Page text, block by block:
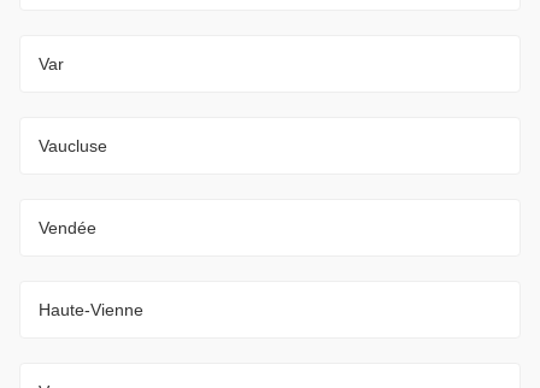
Var
Vaucluse
Vendée
Haute-Vienne